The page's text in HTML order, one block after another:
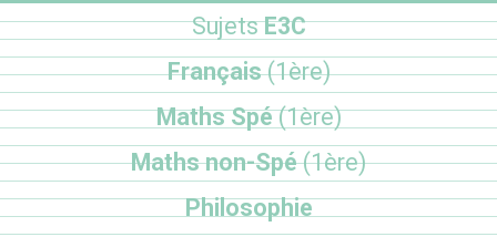
SujetsE3C
Français(1ère)
Maths Spé(1ère)
Maths non-Spé(1ère)
Philosophie